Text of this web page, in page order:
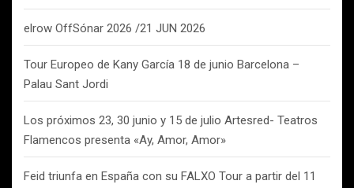
elrow OffSónar 2026 /21 JUN 2026
Tour Europeo de Kany García 18 de junio Barcelona –
Palau Sant Jordi
Los próximos 23, 30 junio y 15 de julio Artesred- Teatros
Flamencos presenta «Ay, Amor, Amor»
Feid triunfa en España con su FALXO Tour a partir del 11